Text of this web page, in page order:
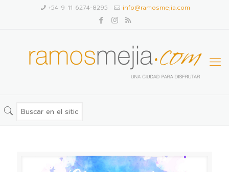
+54 9 11 6274-8295 info@ramosmejia.com